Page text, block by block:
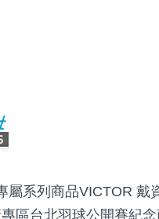
屬系列商品VICTOR 戴
區台北羽球公開賽紀